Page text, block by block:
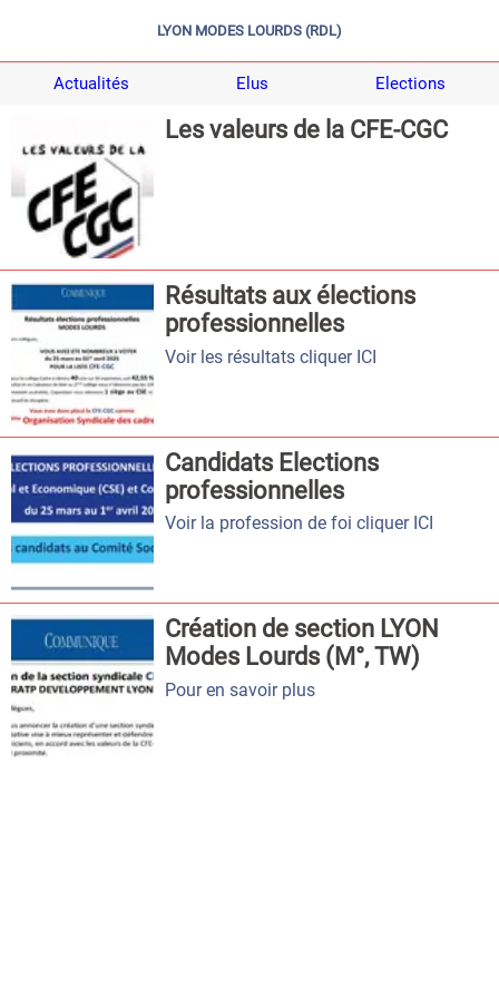
LYON MODES LOURDS (RDL)
Actualités Elus Elections
Les valeurs de la CFE-CGC
Résultats aux élections
professionnelles
Voir les résultats cliquer ICI
Candidats Elections
professionnelles
Voir la profession de foi cliquer ICI
Création de section LYON
Modes Lourds (M°, TW)
Pour en savoir plus